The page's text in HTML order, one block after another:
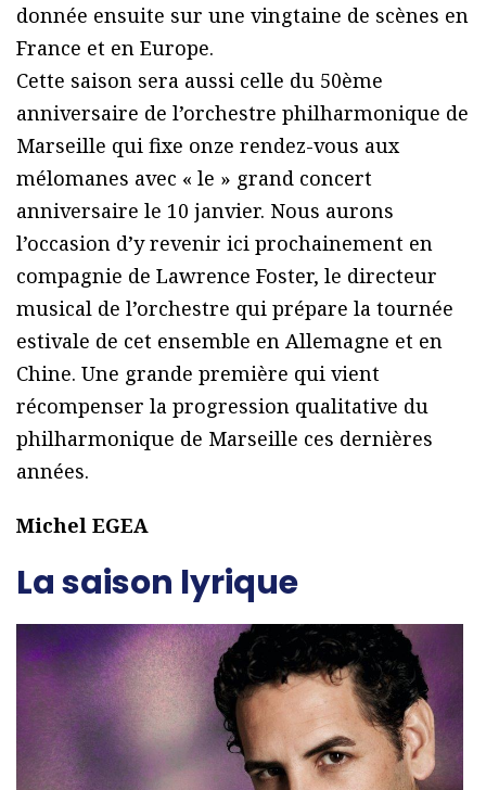
donnée ensuite sur une vingtaine de scènes en
France et en Europe.
Cette saison sera aussi celle du 50ème
anniversaire de l’orchestre philharmonique de
Marseille qui fixe onze rendez-vous aux
mélomanes avec « le » grand concert
anniversaire le 10 janvier. Nous aurons
l’occasion d’y revenir ici prochainement en
compagnie de Lawrence Foster, le directeur
musical de l’orchestre qui prépare la tournée
estivale de cet ensemble en Allemagne et en
Chine. Une grande première qui vient
récompenser la progression qualitative du
philharmonique de Marseille ces dernières
années.
Michel EGEA
La saison lyrique